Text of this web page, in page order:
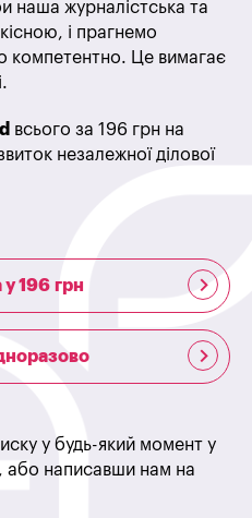
журналістська та
і прагнемо
компетентно. Це вимагає
всього за 196 грн на
незалежної ділової
196 грн
у будь-який момент у
або написавши нам на